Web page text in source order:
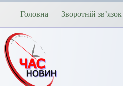
Перейти
Головна Зворотній зв’язок